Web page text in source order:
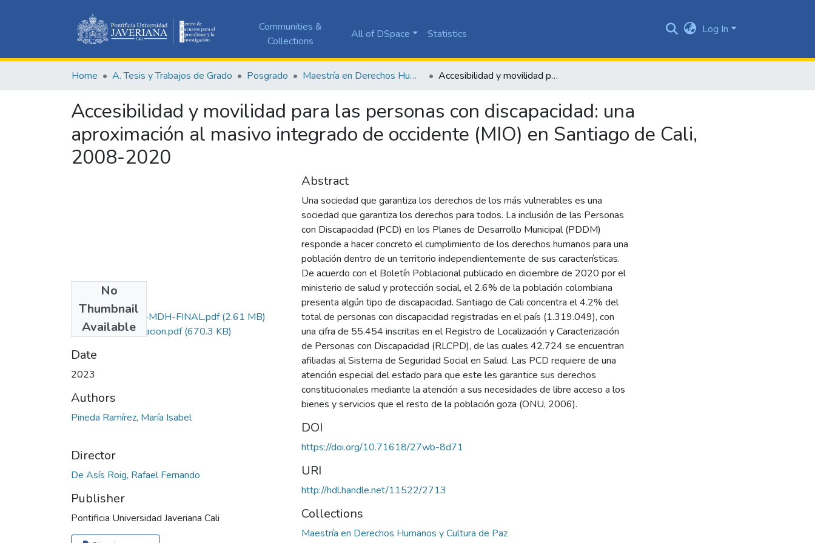
Communities &
Collections
All of DSpace Statistics Log In
Home A. Tesis y Trabajos de Grado Posgrado Maestría en Derechos Humanos y Cultura de Paz Accesibilidad y movilidad para las personas con discapacidad: una aproximación al masivo integrado de occidente (MIO) en Santiago de Cali, 2008-2020
Accesibilidad y movilidad para las personas con discapacidad: una
aproximación al masivo integrado de occidente (MIO) en Santiago de Cali,
2008-2020
No
Thumbnail
Available
ISABEL PINEDA-MDH-FINAL.pdf(2.61 MB)
Licencia_Publicacion.pdf(670.3 KB)
Date
2023
Authors
Pineda Ramírez, María Isabel
Director
De Asís Roig, Rafael Fernando
Publisher
Pontificia Universidad Javeriana Cali
Abstract
Una sociedad que garantiza los derechos de los más vulnerables es una
sociedad que garantiza los derechos para todos. La inclusión de las Personas
con Discapacidad (PCD) en los Planes de Desarrollo Municipal (PDDM)
responde a hacer concreto el cumplimiento de los derechos humanos para una
población dentro de un territorio independientemente de sus características.
De acuerdo con el Boletín Poblacional publicado en diciembre de 2020 por el
ministerio de salud y protección social, el 2.6% de la población colombiana
presenta algún tipo de discapacidad. Santiago de Cali concentra el 4.2% del
total de personas con discapacidad registradas en el país (1.319.049), con
una cifra de 55.454 inscritas en el Registro de Localización y Caracterización
de Personas con Discapacidad (RLCPD), de las cuales 42.724 se encuentran
afiliadas al Sistema de Seguridad Social en Salud. Las PCD requiere de una
atención especial del estado para que este les garantice sus derechos
constitucionales mediante la atención a sus necesidades de libre acceso a los
bienes y servicios que el resto de la población goza (ONU, 2006).
DOI
https://doi.org/10.71618/27wb-8d71
URI
http://hdl.handle.net/11522/2713
Collections
Maestría en Derechos Humanos y Cultura de Paz